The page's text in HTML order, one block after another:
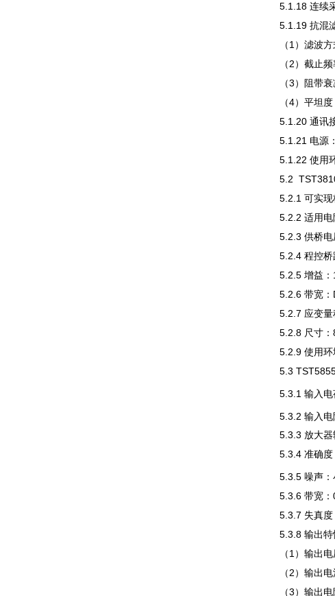
5.1.18 连续
5.1.19 抗混
（1）滤波
（2）截止
（3）阻带
（4）平坦
5.1.20 通讯
5.1.21 电源
5.1.22 使用
5.2
5.2.1 可实现
5.2.2 适用
5.2.3 供桥电
5.2.4 程控桥
5.2.5 增益：
5.2.6 带宽：
5.2.7 应变量
5.2.8 尺寸：
5.2.9 使用环
5.3
5.3.1 输入
5.3.2 输入
5.3.3 放大器
5.3.4 准确度
5.3.5 噪声
5.3.6 带宽：
5.3.7 失真度
5.3.8 输出特
（1）输出
（2）输出
（3）输出